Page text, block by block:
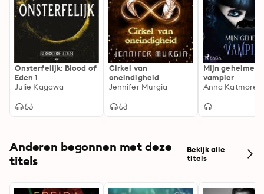
Onsterfelijk: Blood of
Eden 1
Julie Kagawa
Cirkel van
oneindigheid
Jennifer Murgia
Mijn geheime
vampier
Anna Katmore
Anderen begonnen met deze
titels
Bekijk alle
titels